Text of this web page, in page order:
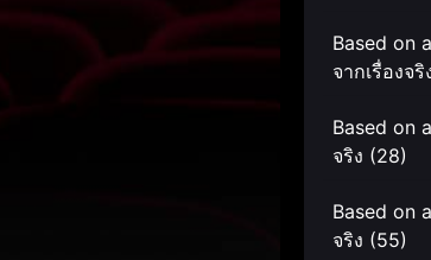
Based on
จากเรื่องจริ
Based on
จริง (28)
Based on
จริง (55)